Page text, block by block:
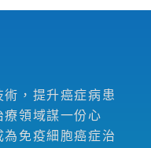
術，提升癌症病患
療領域謀一份心
免疫細胞癌症治